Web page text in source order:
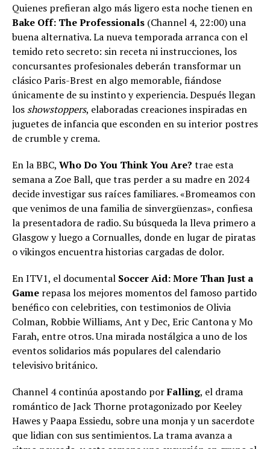
Quienes prefieran algo más ligero esta noche tienen en
Bake Off: The Professionals (Channel 4, 22:00) una
buena alternativa. La nueva temporada arranca con el
temido reto secreto: sin receta ni instrucciones, los
concursantes profesionales deberán transformar un
clásico Paris-Brest en algo memorable, fiándose
únicamente de su instinto y experiencia. Después llegan
los showstoppers, elaboradas creaciones inspiradas en
juguetes de infancia que esconden en su interior postres
de crumble y crema.
En la BBC, Who Do You Think You Are? trae esta
semana a Zoe Ball, que tras perder a su madre en 2024
decide investigar sus raíces familiares. «Bromeamos con
que venimos de una familia de sinvergüenzas», confiesa
la presentadora de radio. Su búsqueda la lleva primero a
Glasgow y luego a Cornualles, donde en lugar de piratas
o vikingos encuentra historias cargadas de dolor.
En ITV1, el documental Soccer Aid: More Than Just a
Game repasa los mejores momentos del famoso partido
benéfico con celebrities, con testimonios de Olivia
Colman, Robbie Williams, Ant y Dec, Eric Cantona y Mo
Farah, entre otros. Una mirada nostálgica a uno de los
eventos solidarios más populares del calendario
televisivo británico.
Channel 4 continúa apostando porFalling, el drama
romántico de Jack Thorne protagonizado por Keeley
Hawes y Paapa Essiedu, sobre una monja y un sacerdote
que lidian con sus sentimientos. La trama avanza a